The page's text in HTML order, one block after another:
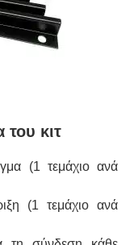
του κιτ
(1 τεμάχιο ανά
(1 τεμάχιο ανά